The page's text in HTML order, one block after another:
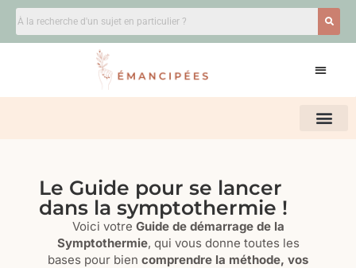
Le Guide pour se lancer
dans la symptothermie !
Voici votre Guide de démarrage de la
Symptothermie, qui vous donne toutes les
bases pour bien comprendre la méthode, vos